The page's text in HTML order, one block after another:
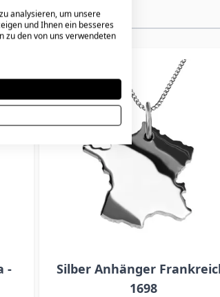
-
Silber Anhänger
1698
analysieren, um unsere
und Ihnen ein besseres
zu den von uns verwendeten